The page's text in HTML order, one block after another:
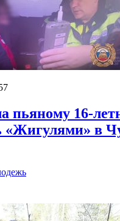
пьяному 16-
«Жигулями» в